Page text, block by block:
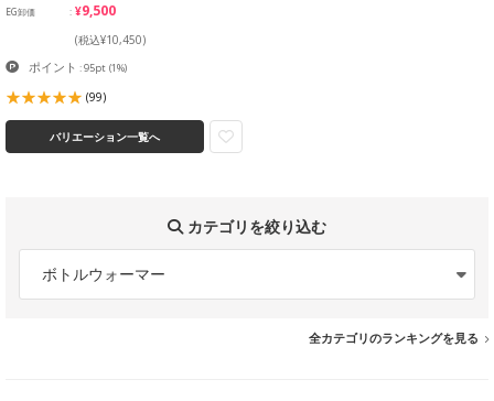
EG卸価 ¥9,500
(税込¥10,450)
ポイント : 95pt (1%)
(99)
バリエーション一覧へ
カテゴリを絞り込む
ボトルウォーマー
全カテゴリのランキングを見る